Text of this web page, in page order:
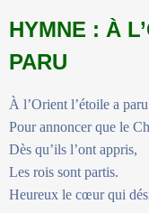
HYMNE : À
PARU
À l’Orient l’étoile a paru
Pour annoncer que le
Dès qu’ils l’ont appris,
Les rois sont partis.
Heureux le cœur qui